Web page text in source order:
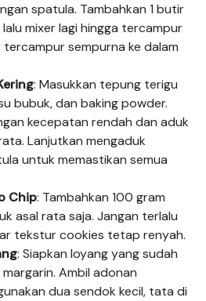
spatula. Tambahkan 1 butir
mixer lagi hingga tercampur
sempurna ke dalam
: Masukkan tepung terigu
bubuk, dan baking powder.
kecepatan rendah dan aduk
Lanjutkan mengaduk
untuk memastikan semua
Chip: Tambahkan 100 gram
asal rata saja. Jangan terlalu
tekstur cookies tetap renyah.
: Siapkan loyang yang sudah
Ambil adonan
dua sendok kecil, tata di